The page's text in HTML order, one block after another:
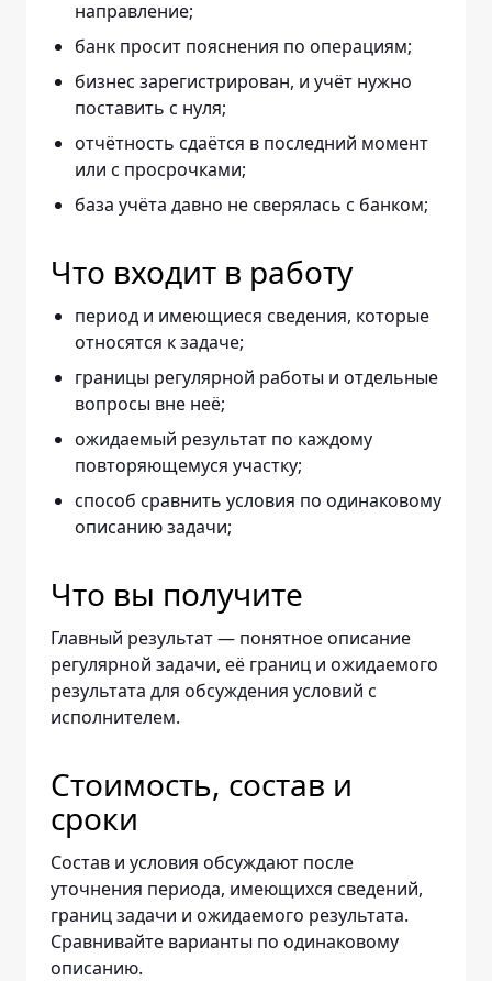
направление;
банк просит пояснения по операциям;
бизнес зарегистрирован, и учёт нужно
поставить с нуля;
отчётность сдаётся в последний момент
или с просрочками;
база учёта давно не сверялась с банком;
Что входит в работу
период и имеющиеся сведения, которые
относятся к задаче;
границы регулярной работы и отдельные
вопросы вне неё;
ожидаемый результат по каждому
повторяющемуся участку;
способ сравнить условия по одинаковому
описанию задачи;
Что вы получите
Главный результат — понятное описание
регулярной задачи, её границ и ожидаемого
результата для обсуждения условий с
исполнителем.
Стоимость, состав и
сроки
Состав и условия обсуждают после
уточнения периода, имеющихся сведений,
границ задачи и ожидаемого результата.
Сравнивайте варианты по одинаковому
описанию.